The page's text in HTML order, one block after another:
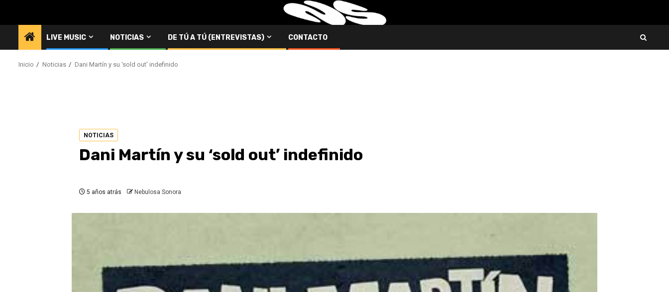
LIVE MUSIC NOTICIAS DE TÚ A TÚ (ENTREVISTAS) CONTACTO
Inicio Noticias Dani Martín y su ‘sold out’ indefinido
NOTICIAS
Dani Martín y su ‘sold out’ indefinido
5 años atrás Nebulosa Sonora